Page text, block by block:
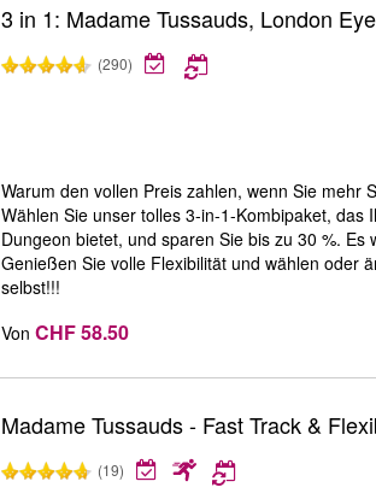
3 in 1: Madame Tussauds, London
(290)
Warum den vollen Preis zahlen, wenn Sie
Wählen Sie unser tolles 3-in-1-Kombipaket,
Dungeon bietet, und sparen Sie bis zu 30 %.
Genießen Sie volle Flexibilität und wählen oder
selbst!!!
Von CHF 58.50
Madame Tussauds - Fast Track &
(19)